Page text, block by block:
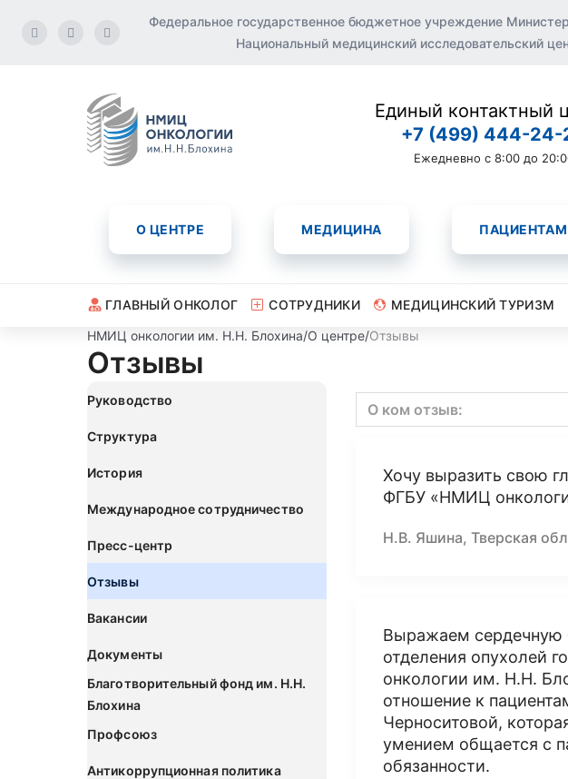
Федеральное государственное бюджетное учреждение
Национальный медицинский исследовательский
Единый контактный
+7 (499) 444-24-
Ежедневно с 8:00 до
О ЦЕНТРЕ МЕДИЦИНА ПАЦИЕНТАМ
ГЛАВНЫЙ ОНКОЛОГ СОТРУДНИКИ МЕДИЦИНСКИЙ ТУРИЗМ
НМИЦ онкологии им. Н.Н. Блохина/О центре/Отзывы
Отзывы
Руководство
Структура
История
Международное сотрудничество
Пресс-центр
Отзывы
Вакансии
Документы
Благотворительный фонд им. Н.Н.
Блохина
Профсоюз
Антикоррупционная политика
О ком отзыв:
Хочу выразить свою
ФГБУ «НМИЦ
Н.В. Яшина, Тверская
Выражаем сердечную
отделения опухолей
онкологии им. Н.Н.
отношение к
Черноситовой,
умением общается с
обязанности.